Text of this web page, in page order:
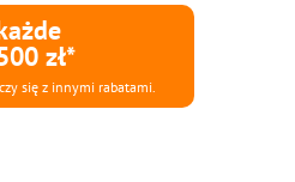
zł*
się z innymi rabatami.